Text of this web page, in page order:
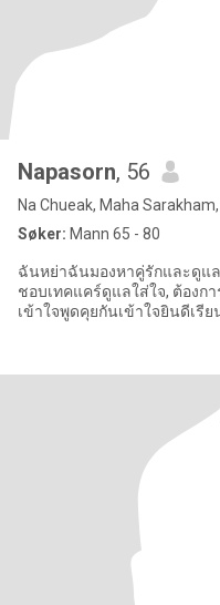
Napasorn, 56
Na Chueak, Maha
Søker: Mann 65 - 80
ฉันหย่าฉันมองหาคู่รักและดูแ
ชอบเทคแคร์ดูแลใส่ใจ, ต้องการพบรักทรี่ดีและดูแลฉันช่วยเหลือ
เข้าใจพูดคุยกันเข้าใจยินดีเรี